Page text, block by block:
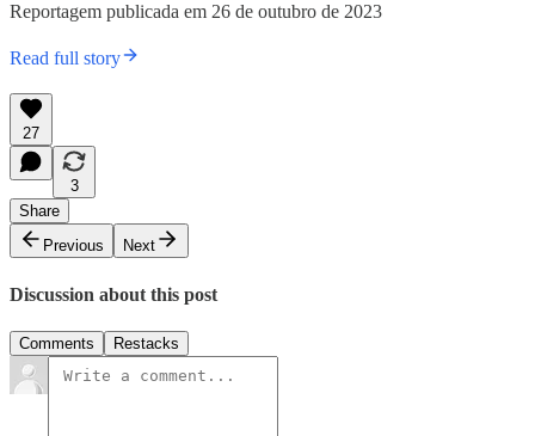
Reportagem publicada em 26 de outubro de 2023
Read full story
27
3
Share
Previous
Next
Discussion about this post
Comments Restacks